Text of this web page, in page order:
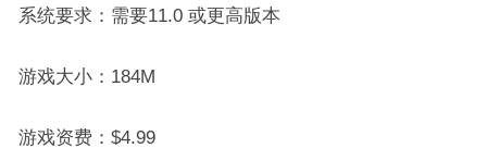
系统要求：需要11.0 或更高版本
游戏大小：184M
游戏资费：$4.99